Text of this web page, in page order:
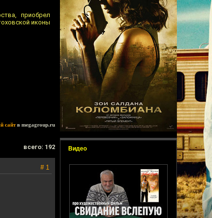
Видео
приобрел
иконы
сайтв megagroup.ru
всего: 192
# 1